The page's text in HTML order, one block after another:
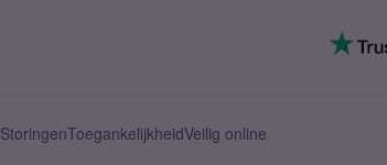
StoringenToegankelijkheidVeilig online